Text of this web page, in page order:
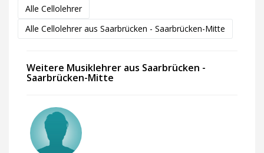
Alle Cellolehrer
Alle Cellolehrer aus Saarbrücken - Saarbrücken-Mitte
Weitere Musiklehrer aus Saarbrücken -
Saarbrücken-Mitte